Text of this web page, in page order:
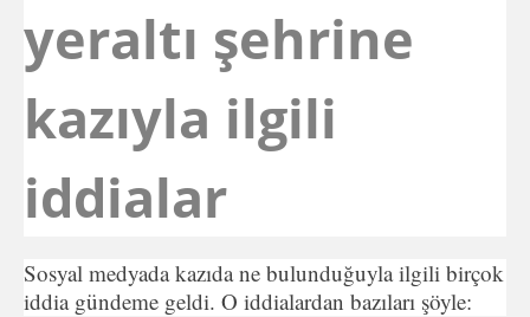
yeraltı şehrine
kazıyla ilgili
iddialar
Sosyal medyada kazıda ne bulunduğuyla ilgili birçok
iddia gündeme geldi. O iddialardan bazıları şöyle: